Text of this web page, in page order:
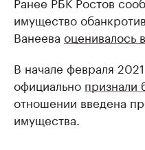
имущество
Ванеева оценивалось
В начале февраля
официально признали
отношении введена
имущества.